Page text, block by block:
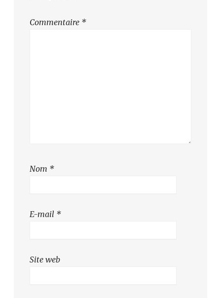
Commentaire *
Nom *
E-mail *
Site web